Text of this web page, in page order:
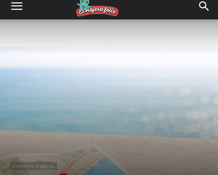
Consejos Viajeros